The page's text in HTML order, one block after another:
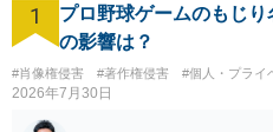
1
プロ野球ゲームのもじ
の影響は？
#肖像権侵害 #著作権侵害 #個人・プライ
2026年7月30日